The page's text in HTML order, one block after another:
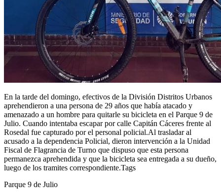
En la tarde del domingo, efectivos de la División Distritos Urbanos
aprehendieron a una persona de 29 años que había atacado y
amenazado a un hombre para quitarle su bicicleta en el Parque 9 de
Julio. Cuando intentaba escapar por calle Capitán Cáceres frente al
Rosedal fue capturado por el personal policial.Al trasladar al
acusado a la dependencia Policial, dieron intervención a la Unidad
Fiscal de Flagrancia de Turno que dispuso que esta persona
permanezca aprehendida y que la bicicleta sea entregada a su dueño,
luego de los tramites correspondiente.Tags
Parque 9 de Julio